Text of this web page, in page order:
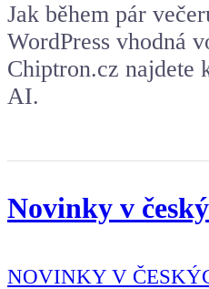
Jak během pár
WordPress vhodná
Chiptron.cz najdete
AI.
Novinky v
NOVINKY V